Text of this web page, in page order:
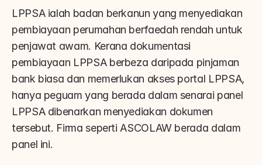
LPPSA ialah badan berkanun yang menyediakan
pembiayaan perumahan berfaedah rendah untuk
penjawat awam. Kerana dokumentasi
pembiayaan LPPSA berbeza daripada pinjaman
bank biasa dan memerlukan akses portal LPPSA,
hanya peguam yang berada dalam senarai panel
LPPSA dibenarkan menyediakan dokumen
tersebut. Firma seperti ASCOLAW berada dalam
panel ini.